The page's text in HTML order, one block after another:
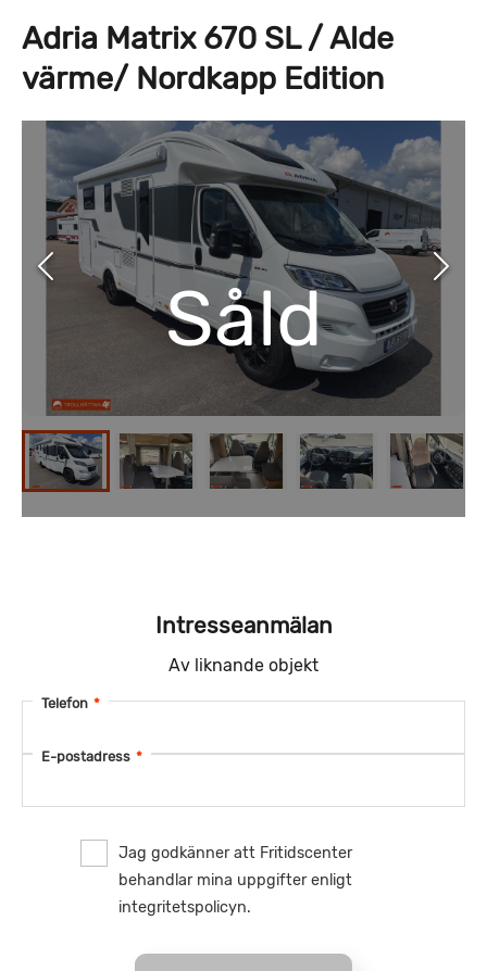
Adria Matrix 670 SL / Alde
värme/ Nordkapp Edition
Såld
Intresseanmälan
Av liknande objekt
Telefon *
E-postadress *
Jag godkänner att Fritidscenter
behandlar mina uppgifter enligt
integritetspolicyn.